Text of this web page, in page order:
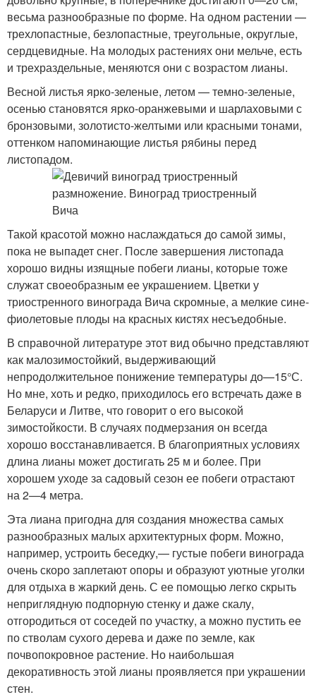
весьма разнообразные по форме. На одном растении —
трехлопастные, безлопастные, треугольные, округлые,
сердцевидные. На молодых растениях они мельче, есть
и трехраздельные, меняются они с возрастом лианы.
Весной листья ярко-зеленые, летом — темно-зеленые,
осенью становятся ярко-оранжевыми и шарлаховыми с
бронзовыми, золотисто-желтыми или красными тонами,
оттенком напоминающие листья рябины перед
листопадом.
Такой красотой можно наслаждаться до самой зимы,
пока не выпадет снег. После завершения листопада
хорошо видны изящные побеги лианы, которые тоже
служат своеобразным ее украшением. Цветки у
триостренного винограда Вича скромные, а мелкие сине-
фиолетовые плоды на красных кистях несъедобные.
В справочной литературе этот вид обычно представляют
как малозимостойкий, выдерживающий
непродолжительное понижение температуры до—15°С.
Но мне, хоть и редко, приходилось его встречать даже в
Беларуси и Литве, что говорит о его высокой
зимостойкости. В случаях подмерзания он всегда
хорошо восстанавливается. В благоприятных условиях
длина лианы может достигать 25 м и более. При
хорошем уходе за садовый сезон ее побеги отрастают
на 2—4 метра.
Эта лиана пригодна для создания множества самых
разнообразных малых архитектурных форм. Можно,
например, устроить беседку,— густые побеги винограда
очень скоро заплетают опоры и образуют уютные уголки
для отдыха в жаркий день. С ее помощью легко скрыть
неприглядную подпорную стенку и даже скалу,
отгородиться от соседей по участку, а можно пустить ее
по стволам сухого дерева и даже по земле, как
почвопокровное растение. Но наибольшая
декоративность этой лианы проявляется при украшении
стен.